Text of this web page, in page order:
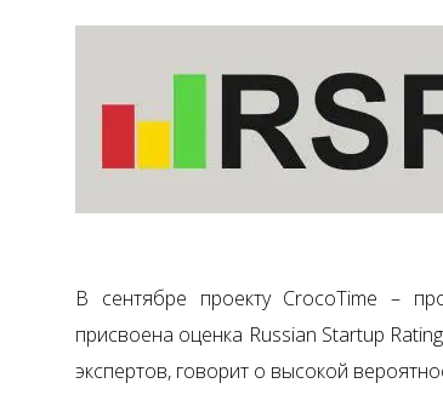
В сентябре проекту CrocoTime –
присвоена оценка Russian Startup
экспертов, говорит о высокой